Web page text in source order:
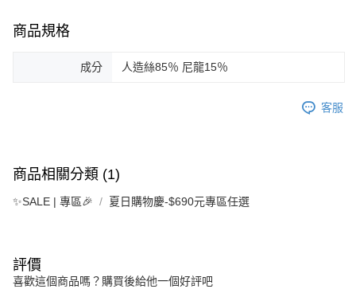
商品規格
成分 人造絲85％ 尼龍15％
客服
商品相關分類 (1)
✨SALE | 專區🎉 夏日購物慶-$690元專區任選
評價
喜歡這個商品嗎？購買後給他一個好評吧